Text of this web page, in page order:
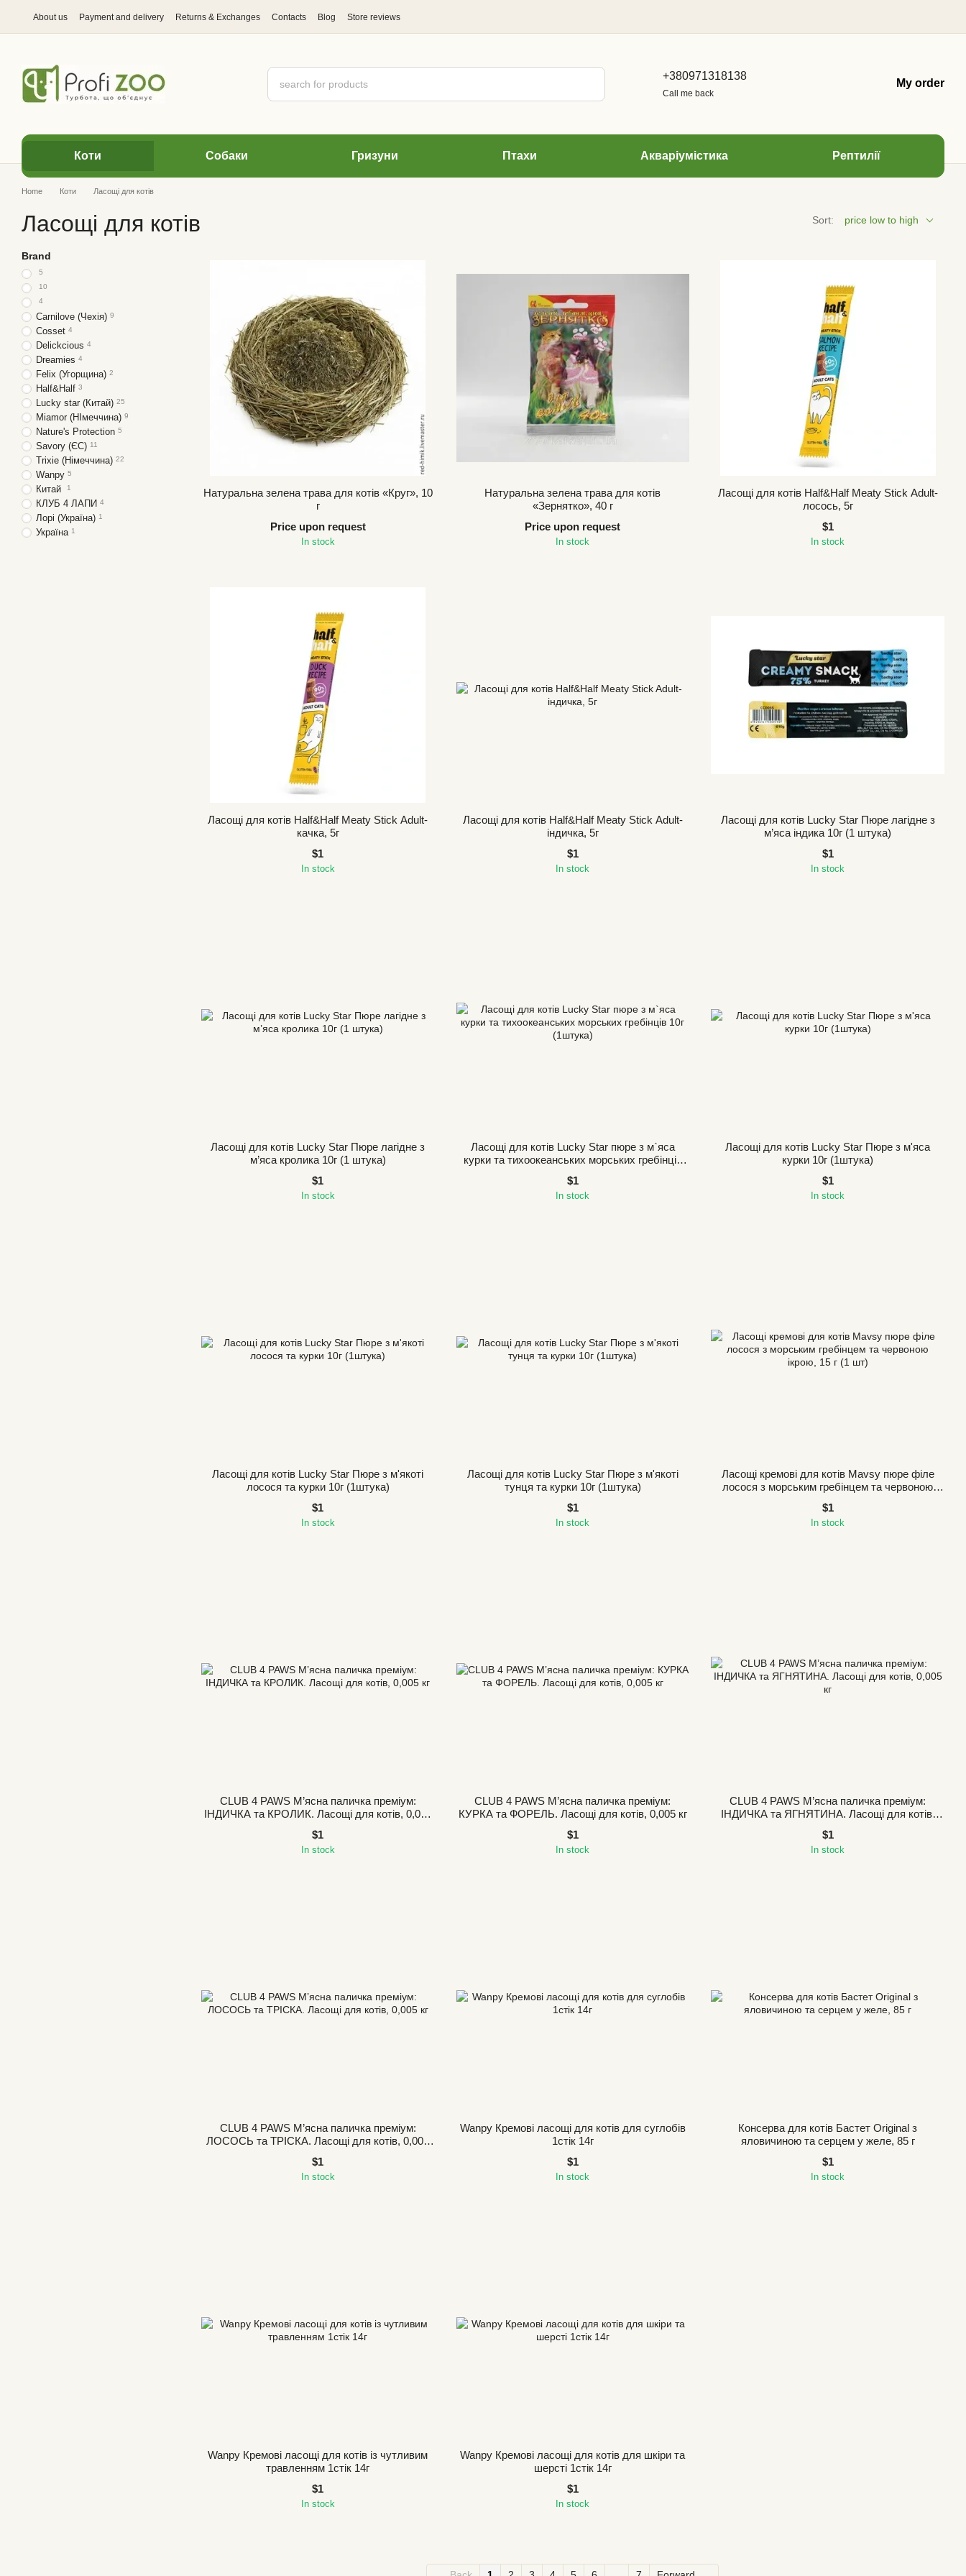
About us Payment and delivery Returns & Exchanges Contacts Blog Store reviews
+380971318138
Call me back
My order
Коти Cобаки Гризуни Птахи Акваріумістика Рептилії
Home Коти Ласощі для котів
Ласощі для котів Sort: price low to high
Натуральна зелена трава для котів «Круг», 10
г
Price upon request
In stock
Натуральна зелена трава для котів
«Зернятко», 40 г
Price upon request
In stock
Ласощі для котів Half&Half Meaty Stick Adult-
лосось, 5г
$1
In stock
Ласощі для котів Half&Half Meaty Stick Adult-
качка, 5г
$1
In stock
Ласощі для котів Half&Half Meaty Stick Adult-
індичка, 5г
$1
In stock
Ласощі для котів Lucky Star Пюре лагідне з
м’яса індика 10г (1 штука)
$1
In stock
Ласощі для котів Lucky Star Пюре лагідне з
м’яса кролика 10г (1 штука)
$1
In stock
Ласощі для котів Lucky Star пюре з м`яса
курки та тихоокеанських морських гребінців
$1
In stock
Ласощі для котів Lucky Star Пюре з м'яса
курки 10г (1штука)
$1
In stock
Ласощі для котів Lucky Star Пюре з м'якоті
лосося та курки 10г (1штука)
$1
In stock
Ласощі для котів Lucky Star Пюре з м'якоті
тунця та курки 10г (1штука)
$1
In stock
Ласощі кремові для котів Mavsy пюре філе
лосося з морським гребінцем та червоною
$1
In stock
CLUB 4 PAWS М’ясна паличка преміум:
ІНДИЧКА та КРОЛИК. Ласощі для котів, 0,005
$1
In stock
CLUB 4 PAWS М’ясна паличка преміум:
КУРКА та ФОРЕЛЬ. Ласощі для котів, 0,005 кг
$1
In stock
CLUB 4 PAWS М’ясна паличка преміум:
ІНДИЧКА та ЯГНЯТИНА. Ласощі для котів,
$1
In stock
CLUB 4 PAWS М’ясна паличка преміум:
ЛОСОСЬ та ТРІСКА. Ласощі для котів, 0,005
$1
In stock
Wanpy Кремові ласощі для котів для суглобів
1стік 14г
$1
In stock
Консерва для котів Бастет Original з
яловичиною та серцем у желе, 85 г
$1
In stock
Wanpy Кремові ласощі для котів із чутливим
травленням 1стік 14г
$1
In stock
Wanpy Кремові ласощі для котів для шкіри та
шерсті 1стік 14г
$1
In stock
Brand
5
10
4
Carnilove (Чехія) 9
Cosset 4
Delickcious 4
Dreamies 4
Felix (Угорщина) 2
Half&Half 3
Lucky star (Китай) 25
Miamor (НІмеччина) 9
Nature's Protection 5
Savory (ЄС) 11
Trixie (Німеччина) 22
Wanpy 5
Китай 1
КЛУБ 4 ЛАПИ 4
Лорі (Україна) 1
Україна 1